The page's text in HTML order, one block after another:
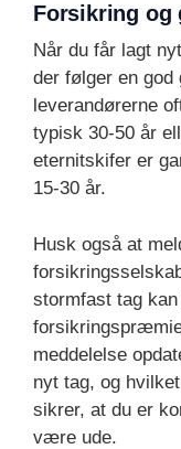
Forsikring og
Når du får lagt
der følger en god
leverandørerne
typisk 30-50 år
eternitskifer er
15-30 år.
Husk også at
stormfast tag
meddelelse
nyt tag, og
sikrer, at du er
være ude.